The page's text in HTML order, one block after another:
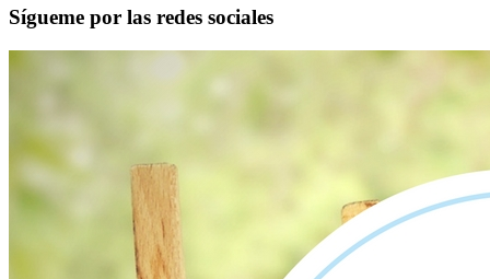
Sígueme por las redes sociales